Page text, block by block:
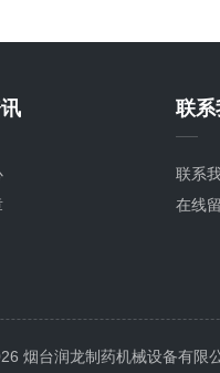
联系
联系
在线
烟台润龙制药机械设备有限